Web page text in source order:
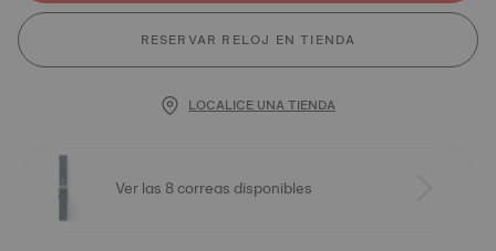
RESERVAR RELOJ EN TIENDA
LOCALICE UNA TIENDA
Ver las 8 correas disponibles